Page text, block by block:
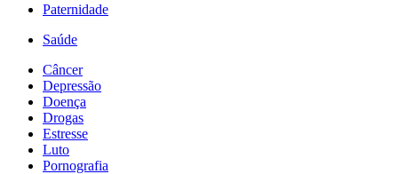
Paternidade
Saúde
Câncer
Depressão
Doença
Drogas
Estresse
Luto
Pornografia